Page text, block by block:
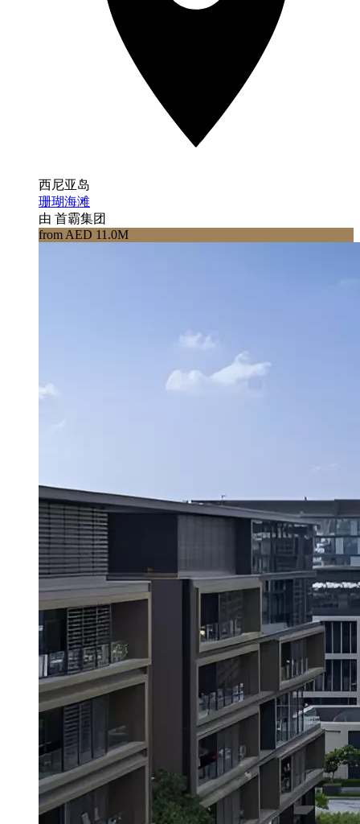
西尼亚岛
珊瑚海滩
由 首霸集团
from AED 11.0M